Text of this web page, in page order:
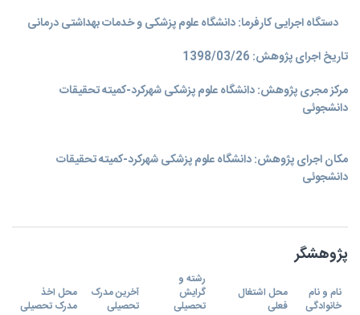
دستگاه اجرایی کارفرما: دانشگاه علوم پزشکی و خدمات بهداشتی درمانی
تاریخ اجرای پژوهش: 1398/03/26
مرکز مجری پژوهش: دانشگاه علوم پزشکی شهرکرد-کمیته تحقیقات
دانشجوئی
مکان اجرای پژوهش: دانشگاه علوم پزشکی شهرکرد-کمیته تحقیقات
دانشجوئی
پژوهشگر
نام و نام
خانوادگی
محل اشتغال
فعلی
رشته و
گرایش
تحصیلی
آخرین مدرک
تحصیلی
محل اخذ
مدرک تحصیلی